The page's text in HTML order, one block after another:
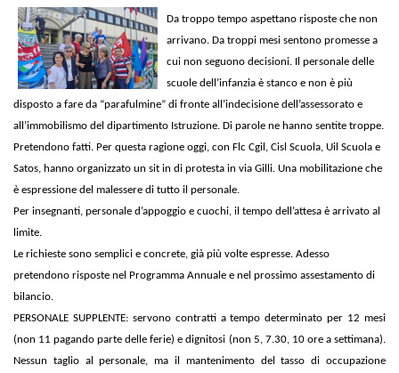
Da troppo tempo aspettano risposte che non
arrivano. Da troppi mesi sentono promesse a
cui non seguono decisioni. Il personale delle
scuole dell’infanzia è stanco e non è più
disposto a fare da “parafulmine” di fronte all’indecisione dell’assessorato e
all’immobilismo del dipartimento Istruzione. Di parole ne hanno sentite troppe.
Pretendono fatti. Per questa ragione oggi, con Flc Cgil, Cisl Scuola, Uil Scuola e
Satos, hanno organizzato un sit in di protesta in via Gilli. Una mobilitazione che
è espressione del malessere di tutto il personale.
Per insegnanti, personale d’appoggio e cuochi, il tempo dell’attesa è arrivato al
limite.
Le richieste sono semplici e concrete, già più volte espresse. Adesso
pretendono risposte nel Programma Annuale e nel prossimo assestamento di
bilancio.
PERSONALE SUPPLENTE: servono contratti a tempo determinato per 12 mesi
(non 11 pagando parte delle ferie) e dignitosi (non 5, 7.30, 10 ore a settimana).
Nessun taglio al personale, ma il mantenimento del tasso di occupazione